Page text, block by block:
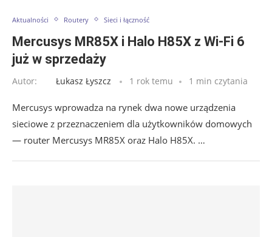
Aktualności Routery Sieci i łączność
Mercusys MR85X i Halo H85X z Wi-Fi 6
już w sprzedaży
Autor: Łukasz Łyszcz 1 rok temu 1 min czytania
Mercusys wprowadza na rynek dwa nowe urządzenia
sieciowe z przeznaczeniem dla użytkowników domowych
— router Mercusys MR85X oraz Halo H85X. …